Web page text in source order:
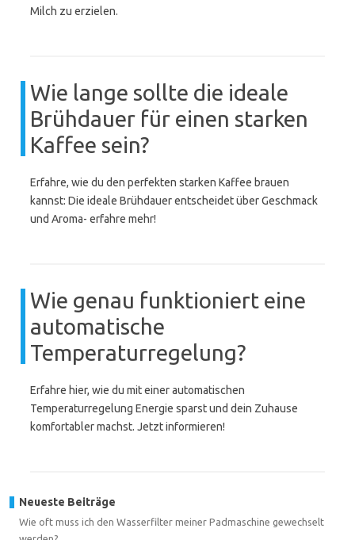
Milch zu erzielen.
Wie lange sollte die ideale
Brühdauer für einen starken
Kaffee sein?
Erfahre, wie du den perfekten starken Kaffee brauen
kannst: Die ideale Brühdauer entscheidet über Geschmack
und Aroma- erfahre mehr!
Wie genau funktioniert eine
automatische
Temperaturregelung?
Erfahre hier, wie du mit einer automatischen
Temperaturregelung Energie sparst und dein Zuhause
komfortabler machst. Jetzt informieren!
Neueste Beiträge
Wie oft muss ich den Wasserfilter meiner Padmaschine gewechselt